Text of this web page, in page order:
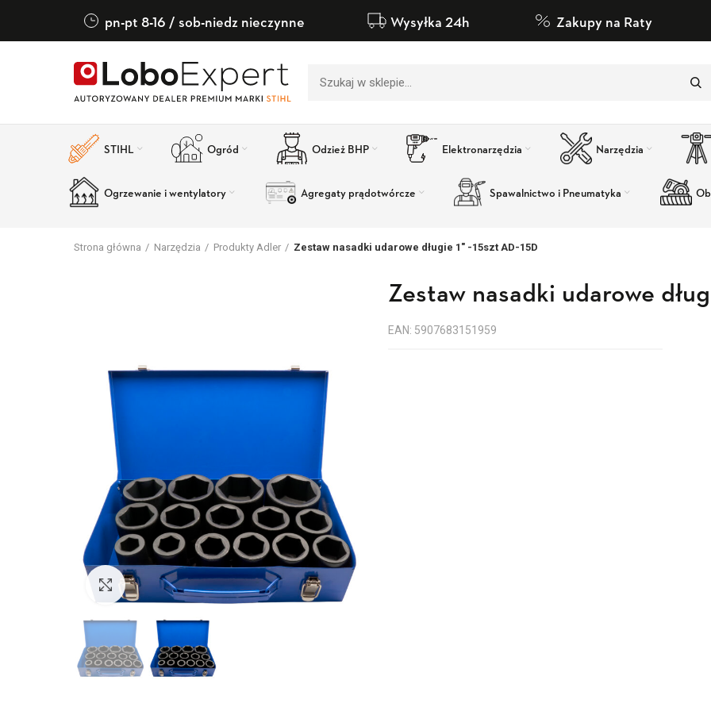
pn-pt 8-16 / sob-niedz nieczynne Wysyłka 24h Zakupy na Raty
STIHL Ogród Odzież BHP Elektronarzędzia Narzędzia
Ogrzewanie i wentylatory Agregaty prądotwórcze Spawalnictwo i Pneumatyka
Strona główna Narzędzia Produkty Adler Zestaw nasadki udarowe długie 1″ -15szt AD-15D
Kliknij aby powiększyć
Zestaw nasadki udarowe
EAN: 5907683151959